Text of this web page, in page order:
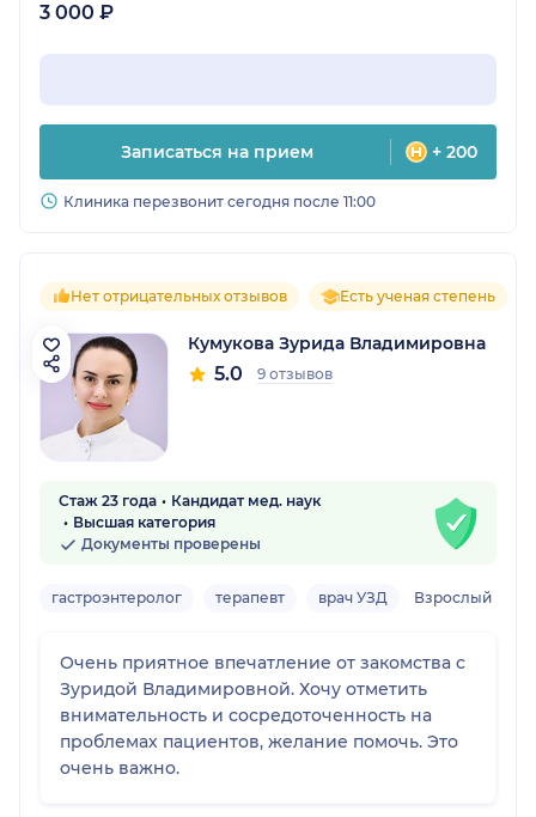
3 000 ₽
Записаться на прием + 200
Клиника перезвонит сегодня после 11:00
Нет отрицательных отзывов Есть ученая степень
Кумукова Зурида Владимировна
5.0 9 отзывов
Стаж 23 года
Кандидат мед. наук
Высшая категория
Документы проверены
гастроэнтеролог терапевт врач УЗД Взрослый
Очень приятное впечатление от закомства с
Зуридой Владимировной. Хочу отметить
внимательность и сосредоточенность на
проблемах пациентов, желание помочь. Это
очень важно.